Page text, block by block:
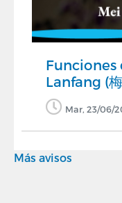
Funciones
Lanfang (
Mar, 23/06/
Más avisos